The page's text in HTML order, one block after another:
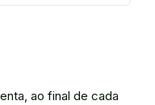
ao final de cada